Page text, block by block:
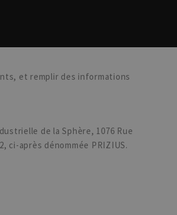
et remplir des informations
de la Sphère, 1076 Rue
ci-après dénommée PRIZIUS.